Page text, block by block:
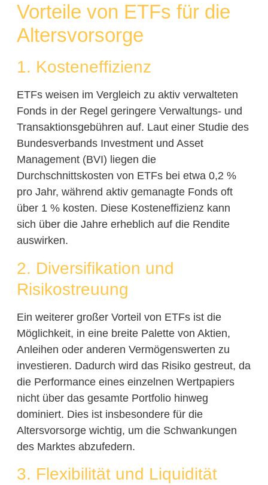
Vorteile von ETFs für die
Altersvorsorge
1. Kosteneffizienz
ETFs weisen im Vergleich zu aktiv verwalteten
Fonds in der Regel geringere Verwaltungs- und
Transaktionsgebühren auf. Laut einer Studie des
Bundesverbands Investment und Asset
Management (BVI) liegen die
Durchschnittskosten von ETFs bei etwa 0,2 %
pro Jahr, während aktiv gemanagte Fonds oft
über 1 % kosten. Diese Kosteneffizienz kann
sich über die Jahre erheblich auf die Rendite
auswirken.
2. Diversifikation und
Risikostreuung
Ein weiterer großer Vorteil von ETFs ist die
Möglichkeit, in eine breite Palette von Aktien,
Anleihen oder anderen Vermögenswerten zu
investieren. Dadurch wird das Risiko gestreut, da
die Performance eines einzelnen Wertpapiers
nicht über das gesamte Portfolio hinweg
dominiert. Dies ist insbesondere für die
Altersvorsorge wichtig, um die Schwankungen
des Marktes abzufedern.
3. Flexibilität und Liquidität